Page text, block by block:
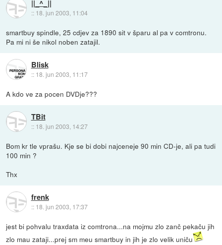
||_^_||
:: 18. jun 2003, 11:04
smartbuy spindle, 25 cdjev za 1890 sit v šparu al pa v comtronu.
Pa mi ni še nikol noben zatajil.
Blisk
:: 18. jun 2003, 11:17
A kdo ve za pocen DVDje???
TBit
:: 18. jun 2003, 14:27
Bom kr tle vprašu. Kje se bi dobi najceneje 90 min CD-je, ali pa tudi
100 min ?
Thx
frenk
:: 18. jun 2003, 17:37
jest bi pohvalu traxdata iz comtrona...na mojmu zlo zanč pekaču jih
zlo mau zataji...prej sm meu smartbuy in jih je zlo velik uniču